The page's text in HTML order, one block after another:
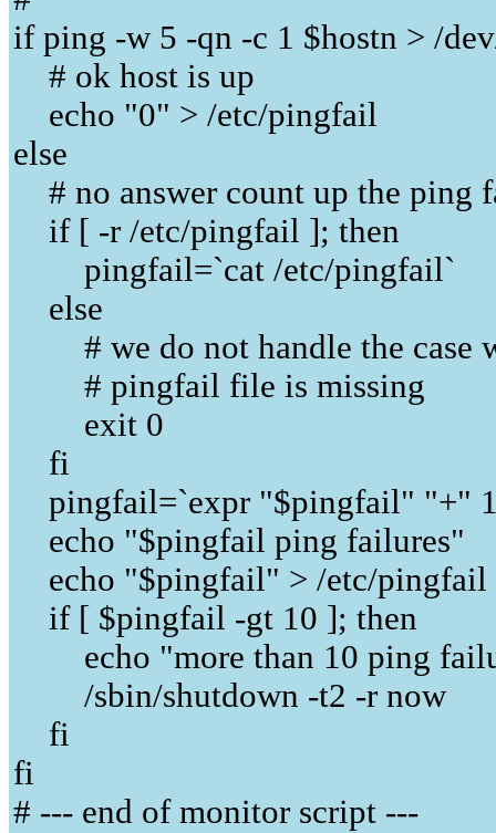
if ping -w 5 -qn -c 1 $hostn > /
# ok host is up
echo "0" > /etc/pingfail
else
# no answer count up the ping
if [ -r /etc/pingfail ]; then
pingfail=`cat /etc/pingfail`
else
# we do not handle the case
# pingfail file is missing
exit 0
fi
pingfail=`expr "$pingfail" "+"
echo "$pingfail ping failures"
echo "$pingfail" > /etc/pingfail
if [ $pingfail -gt 10 ]; then
echo "more than 10 ping
/sbin/shutdown -t2 -r now
fi
fi
# --- end of monitor script ---